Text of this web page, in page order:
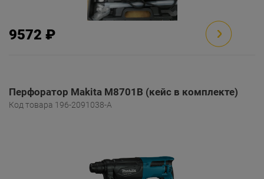
9572 ₽
Перфоратор Makita M8701B (кейс в комплекте)
Код товара 196-2091038-A